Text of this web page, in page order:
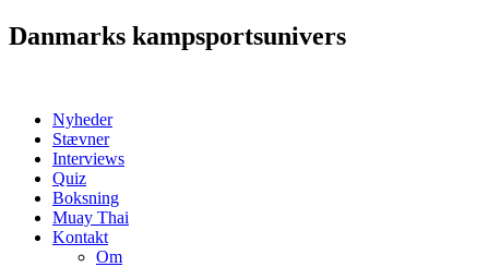
Videre
til
Danmarks kampsportsunivers
Nyheder
Stævner
Interviews
Quiz
Boksning
Muay Thai
Kontakt
Om